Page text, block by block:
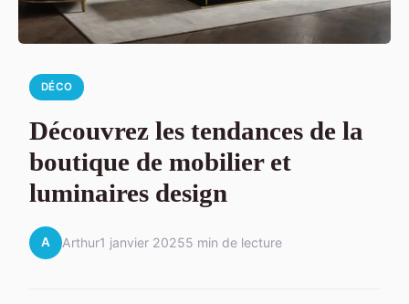
DÉCO
Découvrez les tendances de la
boutique de mobilier et
luminaires design
A Arthur1 janvier 20255 min de lecture